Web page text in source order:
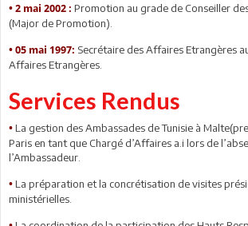
• 2 mai 2002 : Promotion au grade de Conseiller
(Major de Promotion).
• 05 mai 1997: Secrétaire des Affaires Etrangères
Affaires Etrangères.
Services Rendus
• La gestion des Ambassades de Tunisie à
Paris en tant que Chargé d’Affaires a.i lors de
l’Ambassadeur.
• La préparation et la concrétisation de visites
ministérielles.